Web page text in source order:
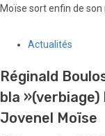
Moïse sort enfin de son
Actualités
Réginald
bla
Jovenel Moïse